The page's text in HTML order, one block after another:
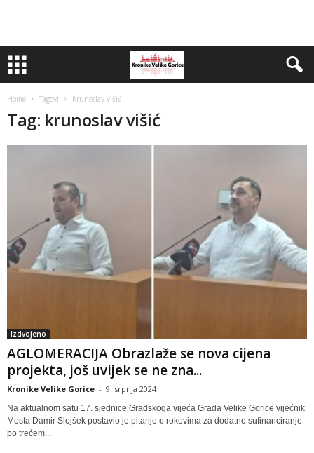
Home Tagovi Krunoslav višić
Tag: krunoslav višić
Izdvojeno
AGLOMERACIJA Obrazlaže se nova cijena
projekta, još uvijek se ne zna...
Kronike Velike Gorice - 9. srpnja 2024
Na aktualnom satu 17. sjednice Gradskoga vijeća Grada Velike Gorice vijećnik
Mosta Damir Slojšek postavio je pitanje o rokovima za dodatno sufinanciranje
po trećem...